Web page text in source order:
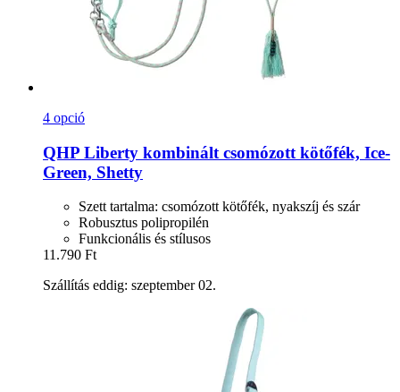
4 opció
QHP Liberty kombinált csomózott kötőfék, Ice-​
Green, Shetty
Szett tartalma: csomózott kötőfék, nyakszíj és szár
Robusztus polipropilén
Funkcionális és stílusos
11.790 Ft
Szállítás eddig: szeptember 02.